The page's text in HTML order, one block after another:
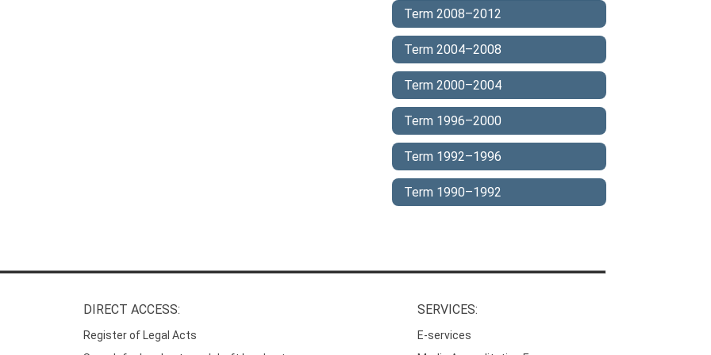
Term 2008–2012
Term 2004–2008
Term 2000–2004
Term 1996–2000
Term 1992–1996
Term 1990–1992
DIRECT ACCESS:
Register of Legal Acts
SERVICES:
E-services